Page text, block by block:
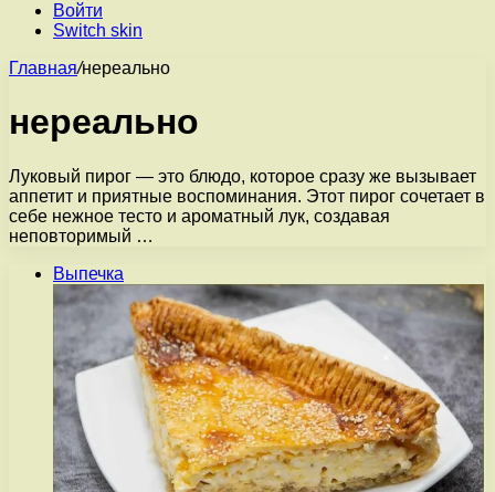
Войти
Switch skin
Главная/нереально
нереально
Луковый пирог — это блюдо, которое сразу же вызывает
аппетит и приятные воспоминания. Этот пирог сочетает в
себе нежное тесто и ароматный лук, создавая
неповторимый …
Выпечка